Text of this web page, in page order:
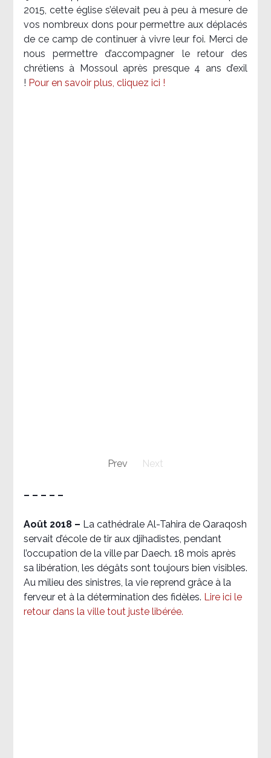
2015, cette église s’élevait peu à peu à mesure de
vos nombreux dons pour permettre aux déplacés
de ce camp de continuer à vivre leur foi. Merci de
nous permettre d’accompagner le retour des
chrétiens à Mossoul après presque 4 ans d’exil
! Pour en savoir plus, cliquez ici !
Prev Next
– – – – –
Août 2018 – La cathédrale Al-Tahira de Qaraqosh
servait d’école de tir aux djihadistes, pendant
l’occupation de la ville par Daech. 18 mois après
sa libération, les dégâts sont toujours bien visibles.
Au milieu des sinistres, la vie reprend grâce à la
ferveur et à la détermination des fidèles. Lire ici le
retour dans la ville tout juste libérée.